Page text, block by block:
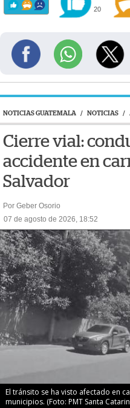
20
NOTICIAS GUATEMALA / NOTICIAS /
Cierre vial:
accidente en
Salvador
Por Geber Osorio
07 de agosto de 2026, 18:52
El tránsito se ha visto afectado en
municipios. (Foto: PMT Santa